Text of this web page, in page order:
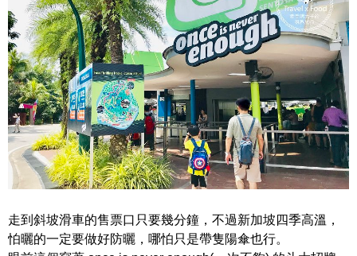
走到斜坡滑車的售票口只要幾分鐘，不過新加坡四季高溫，
怕曬的一定要做好防曬，哪怕只是帶隻陽傘也行。